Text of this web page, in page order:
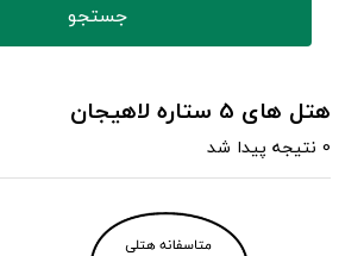
هتل های 5 ستاره لاهیجان
0 نتیجه پیدا شد